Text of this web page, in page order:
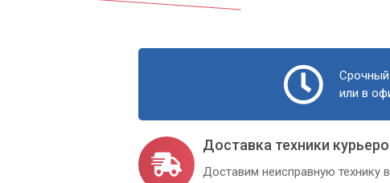
Срочный
или в
Доставка техники
Доставим неисправную технику